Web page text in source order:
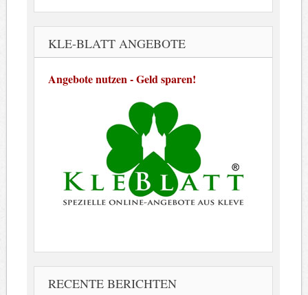
KLE-BLATT ANGEBOTE
Angebote nutzen - Geld sparen!
RECENTE BERICHTEN